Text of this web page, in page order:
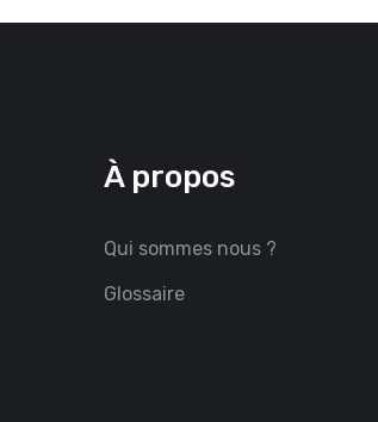
À propos
Qui sommes nous ?
Glossaire